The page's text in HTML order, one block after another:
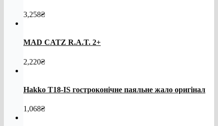
3,258₴
MAD CATZ R.A.T. 2+
2,220₴
Hakko T18-IS гостроконічне паяльне жало оригінал
1,068₴